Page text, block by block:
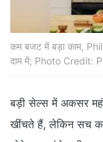
कम बजट में बड़ा काम,
दाम में; Photo Credit:
बड़ी सेल्स में अकसर
खींचते हैं, लेकिन सच कहें